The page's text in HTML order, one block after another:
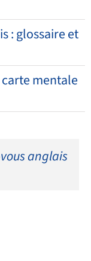
: glossaire et
mentale
anglais